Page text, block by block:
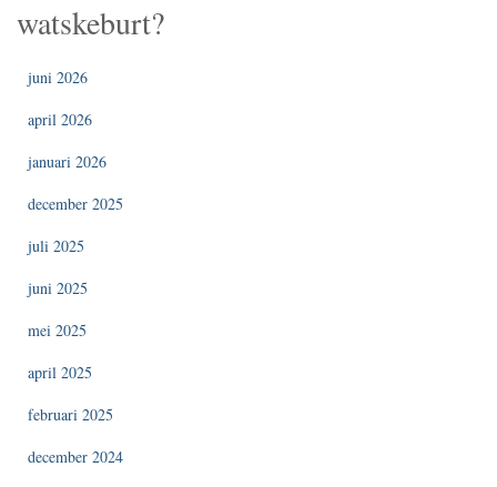
watskeburt?
juni 2026
april 2026
januari 2026
december 2025
juli 2025
juni 2025
mei 2025
april 2025
februari 2025
december 2024